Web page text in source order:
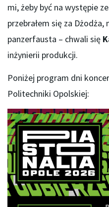
mi, żeby być na występie
przebrałem się za
panzerfausta – chwali się
inżynierii produkcji.
Poniżej program dni
Politechniki Opolskiej: